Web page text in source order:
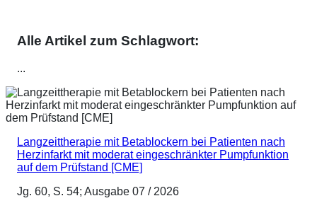
Alle Artikel zum Schlagwort:
...
Langzeittherapie mit Betablockern bei Patienten nach
Herzinfarkt mit moderat eingeschränkter Pumpfunktion
auf dem Prüfstand [CME]
Jg. 60, S. 54; Ausgabe 07 / 2026